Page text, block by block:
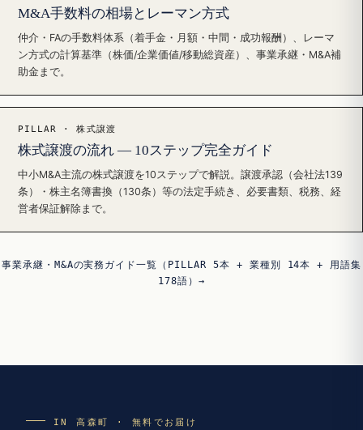
M&A手数料の相場とレーマン方式
仲介・FAの手数料体系（着手金・月額・中間・成功報酬）、レーマ
ン方式の計算基準（株価/企業価値/移動総資産）、事業承継・M&A補
助金まで。
PILLAR · 株式譲渡
株式譲渡の流れ — 10ステップ完全ガイド
中小M&A主流の株式譲渡を10ステップで解説。譲渡承認（会社法139
条）・株主名簿書換（130条）等の法定手続き、必要書類、税務、経
営者保証解除まで。
事業承継・M&Aの実務ガイド一覧（PILLAR 5本 + 業種別 14本 + 用語集
178語）→
IN 高森町 · 無料でお届け